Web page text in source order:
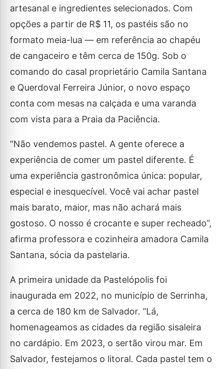
artesanal e ingredientes selecionados. Com
opções a partir de R$ 11, os pastéis são no
formato meia-lua — em referência ao chapéu
de cangaceiro e têm cerca de 150g. Sob o
comando do casal proprietário Camila Santana
e Querdoval Ferreira Júnior, o novo espaço
conta com mesas na calçada e uma varanda
com vista para a Praia da Paciência.
“Não vendemos pastel. A gente oferece a
experiência de comer um pastel diferente. É
uma experiência gastronômica única: popular,
especial e inesquecível. Você vai achar pastel
mais barato, maior, mas não achará mais
gostoso. O nosso é crocante e super recheado”,
afirma professora e cozinheira amadora Camila
Santana, sócia da pastelaria.
A primeira unidade da Pastelópolis foi
inaugurada em 2022, no município de Serrinha,
a cerca de 180 km de Salvador. “Lá,
homenageamos as cidades da região sisaleira
no cardápio. Em 2023, o sertão virou mar. Em
Salvador, festejamos o litoral. Cada pastel tem o